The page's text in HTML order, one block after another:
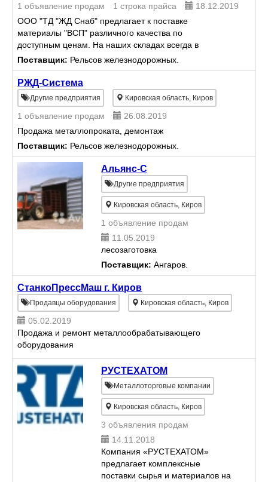
р...
1 объявление продам 1 строка прайса
18.12.2019
ООО "ТД "ЖД Снаб" предлагает к поставке
материалы "ВСП" различного качества по
доступным ценам. На наших складах всегда в
наличии большой выбор рельс и скреплений к ним.
Заказчик может лично отобрать ...
Поставщик: Рельсов железнодорожных.
РЖД-Система
Другие предприятия Кировская область, Киров
1 объявление продам
26.08.2019
Продажа металлопроката, демонтаж
Поставщик: Рельсов железнодорожных.
Альянс-С
Другие предприятия
Кировская область, Киров
1 объявление продам
11.05.2019
лесозаготовка
Поставщик: Ангаров.
СтанкоПрессМаш г. Киров
Продавцы оборудования Кировская область, Киров
05.02.2019
Продажа и ремонт металлообрабатывающего
оборудования
РУСТЕХАТОМ
Металлоторговые компании
Кировская область, Киров
3 объявления продам
14.11.2018
Компания «РУСТЕХАТОМ»
предлагает комплексные
поставки сырья и материалов на